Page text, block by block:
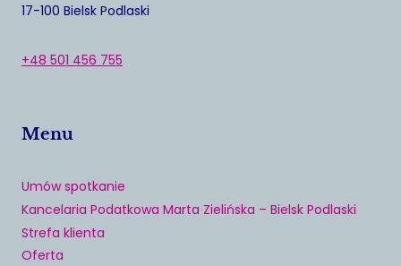
17-100 Bielsk Podlaski
+48 501 456 755
Menu
Umów spotkanie
Kancelaria Podatkowa Marta Zielińska – Bielsk Podlaski
Strefa klienta
Oferta